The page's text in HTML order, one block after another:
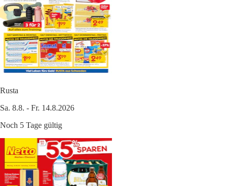
Rusta
Sa. 8.8. - Fr. 14.8.2026
Noch 5 Tage gültig